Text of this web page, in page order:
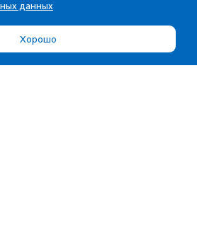
данных
Хорошо